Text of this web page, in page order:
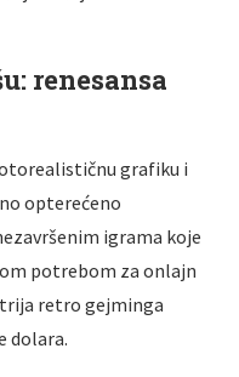
renesansa
grafiku i
opterećeno
igrama koje
potrebom za onlajn
retro gejminga
dolara.